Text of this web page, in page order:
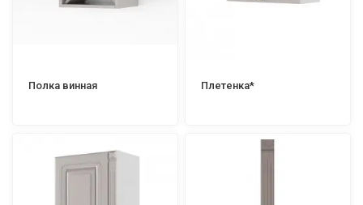
Полка винная Плетенка*